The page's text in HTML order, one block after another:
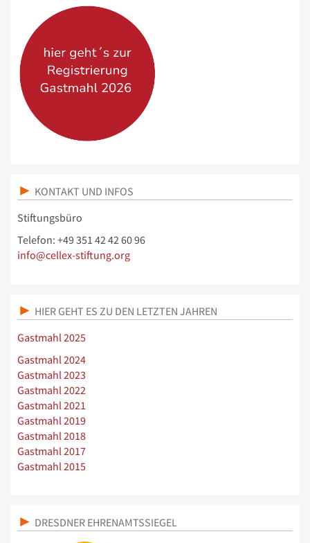
KONTAKT UND INFOS
Stiftungsbüro
Telefon: +49 351 42 42 60 96
info@cellex-stiftung.org
HIER GEHT ES ZU DEN LETZTEN JAHREN
Gastmahl 2025
Gastmahl 2024
Gastmahl 2023
Gastmahl 2022
Gastmahl 2021
Gastmahl 2019
Gastmahl 2018
Gastmahl 2017
Gastmahl 2015
DRESDNER EHRENAMTSSIEGEL